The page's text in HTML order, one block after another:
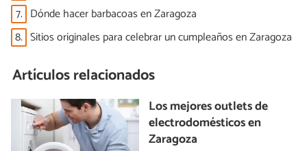
7. Dónde hacer barbacoas en Zaragoza
8. Sitios originales para celebrar un cumpleaños en Zaragoza
Artículos relacionados
Los mejores outlets de
electrodomésticos en
Zaragoza